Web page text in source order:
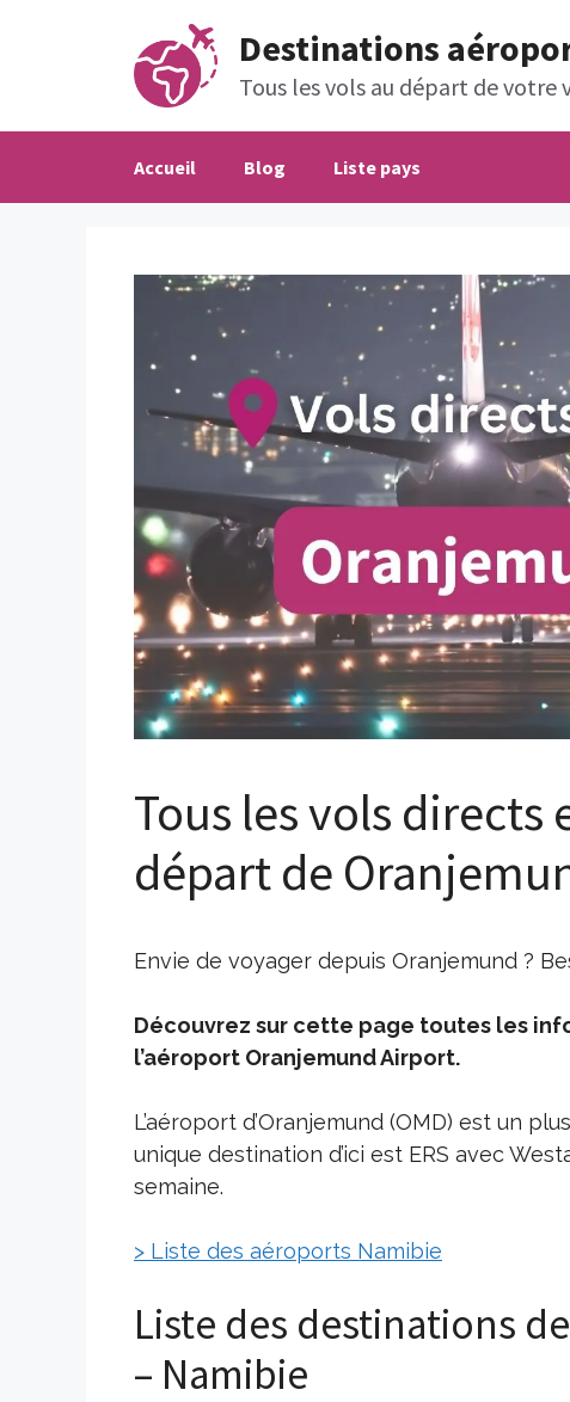
Destinations
Tous les vols au départ de votre
Accueil Blog Liste pays
Tous les vols directs
départ de
Envie de voyager depuis Oranjemund ?
Découvrez sur cette page toutes les
l’aéroport Oranjemund Airport.
L’aéroport d’Oranjemund (OMD) est un
unique destination d’ici est ERS avec
semaine.
> Liste des aéroports Namibie
Liste des destinations
– Namibie